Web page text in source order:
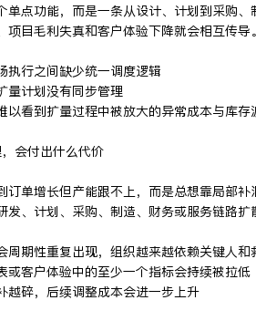
单点功能，而是一条从设计、计划到采购
目毛利失真和客户体验下降就会相互传导。
行之间缺少统一调度逻辑
量计划没有同步管理
看到扩量过程中被放大的异常成本与库存
会付出什么代价
订单增长但产能跟不上，而是总想靠局部
发、计划、采购、制造、财务或服务链路扩
期性重复出现，组织越来越依赖关键人和
客户体验中的至少一个指标会持续被拉低
碎，后续调整成本会进一步上升